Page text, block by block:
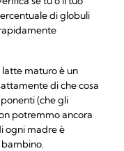
di globuli
maturo è un
di che cosa
(che gli
potremmo ancora
ogni madre è
bambino.